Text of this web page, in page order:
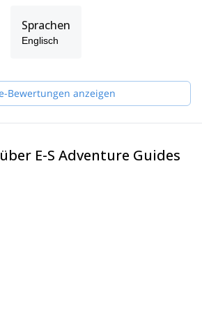
Sprachen
Englisch
Bewertungen anzeigen
E-S Adventure Guides